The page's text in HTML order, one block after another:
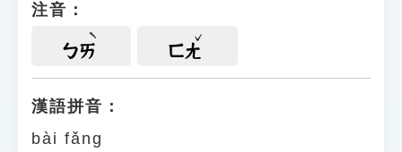
遊戲專區
貓頭鷹博士
注音：
ㄅㄞ ㄈㄤ
漢語拼音：
bài fǎng